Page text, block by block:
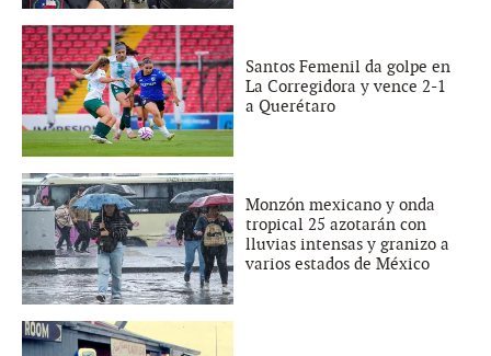
Santos Femenil da golpe en
La Corregidora y vence 2-1
a Querétaro
Monzón mexicano y onda
tropical 25 azotarán con
lluvias intensas y granizo a
varios estados de México